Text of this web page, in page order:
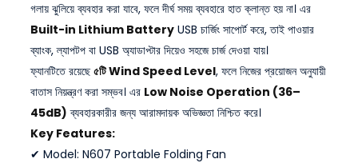
গলায় ঝুলিয়ে ব্যবহার করা যাবে, ফলে দীর্ঘ সময় ব্যবহারে হাত ক্লান্ত হয় না। এর
Built-in Lithium BatteryUSB চার্জিং সাপোর্ট করে, তাই পাওয়ার
ব্যাংক, ল্যাপটপ বা USB অ্যাডাপ্টার দিয়েও সহজে চার্জ দেওয়া যায়।
ফ্যানটিতে রয়েছে ৫টি Wind Speed Level, ফলে নিজের প্রয়োজন অনুযায়ী
বাতাস নিয়ন্ত্রণ করা সম্ভব। এর Low Noise Operation (36–
45dB) ব্যবহারকারীর জন্য আরামদায়ক অভিজ্ঞতা নিশ্চিত করে।
Key Features:
✔ Model: N607 Portable Folding Fan